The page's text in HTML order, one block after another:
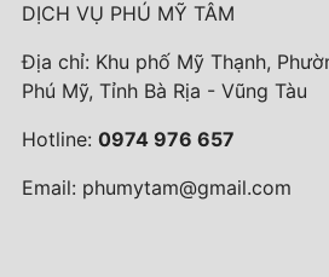
DỊCH VỤ PHÚ MỸ TÂM
Địa chỉ: Khu phố Mỹ Thạnh,
Phú Mỹ, Tỉnh Bà Rịa - Vũng Tàu
Hotline: 0974 976 657
Email: phumytam@gmail.com